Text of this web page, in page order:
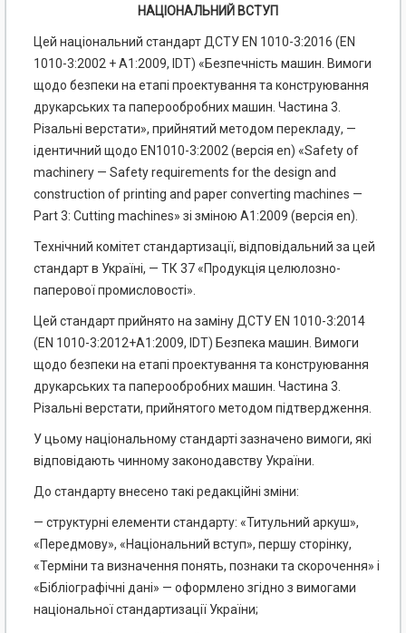
НАЦІОНАЛЬНИЙ ВСТУП
Цей національний стандарт ДСТУ EN 1010-3:2016 (EN
1010-3:2002 + А1:2009, IDT) «Безпечність машин. Вимоги
щодо безпеки на етапі проектування та конструювання
друкарських та паперообробних машин. Частина 3.
Різальні верстати», прийнятий методом перекладу, —
ідентичний щодо EN1010-3:2002 (версія en) «Safety of
machinery — Safety requirements for the design and
construction of printing and paper converting machines —
Part 3: Cutting machines» зі зміною A1:2009 (версія en).
Технічний комітет стандартизації, відповідальний за цей
стандарт в Україні, — ТК 37 «Продукція целюлозно-
паперової промисловості».
Цей стандарт прийнято на заміну ДСТУ EN 1010-3:2014
(EN 1010-3:2012+А1:2009, IDT) Безпека машин. Вимоги
щодо безпеки на етапі проектування та конструювання
друкарських та паперообробних машин. Частина 3.
Різальні верстати, прийнятого методом підтвердження.
У цьому національному стандарті зазначено вимоги, які
відповідають чинному законодавству України.
До стандарту внесено такі редакційні зміни:
— структурні елементи стандарту: «Титульний аркуш»,
«Передмову», «Національний вступ», першу сторінку,
«Терміни та визначення понять, познаки та скорочення» і
«Бібліографічні дані» — оформлено згідно з вимогами
національної стандартизації України;